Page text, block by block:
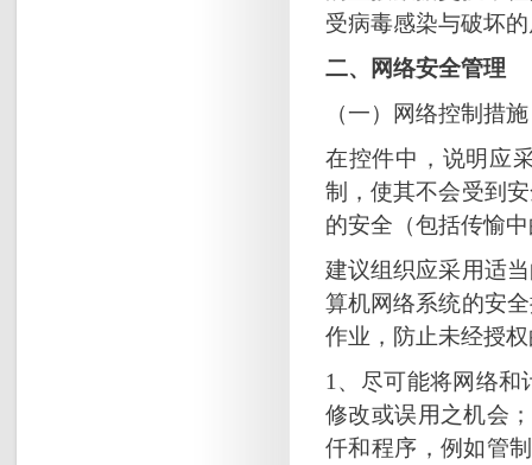
受病毒感染与破坏
二、网络安全管理
（一）网络控制措施
在控件中，说明应
制，使其不会受到
的安全（包括传愉
建议组织应采用适
算机网络系统的安
作业，防止未经授
1、尽可能将网络和
修改或误用之机会
仟和程序，例如管